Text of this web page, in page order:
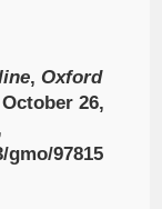
,Oxford
26,
gmo/97815